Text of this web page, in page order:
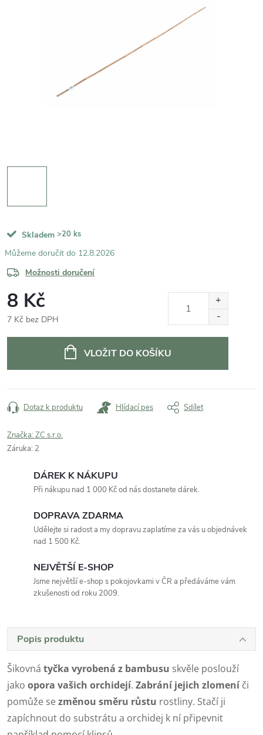
Skladem >20 ks
12.8.2026
Možnosti doručení
8 Kč
7 Kč bez DPH
VLOŽIT DO KOŠÍKU
Dotaz k produktu Hlídací pes Sdílet
Značka: ZC s.r.o.
Záruka: 2
DÁREK K NÁKUPU
Při nákupu nad 1 000 Kč od nás dostanete dárek.
DOPRAVA ZDARMA
Udělejte si radost a my dopravu zaplatíme za vás u objednávek
nad 1 500 Kč.
NEJVĚTŠÍ E-SHOP
Jsme největší e-shop s pokojovkami v ČR a předáváme vám
zkušenosti od roku 2009.
Popis produktu
Šikovná tyčka vyrobená z bambusu skvěle poslouží
jako opora vašich orchidejí. Zabrání jejich zlomeníči
pomůže sezměnou směru růstu rostliny. Stačí ji
zapíchnout do substrátu a orchidej k ní připevnit